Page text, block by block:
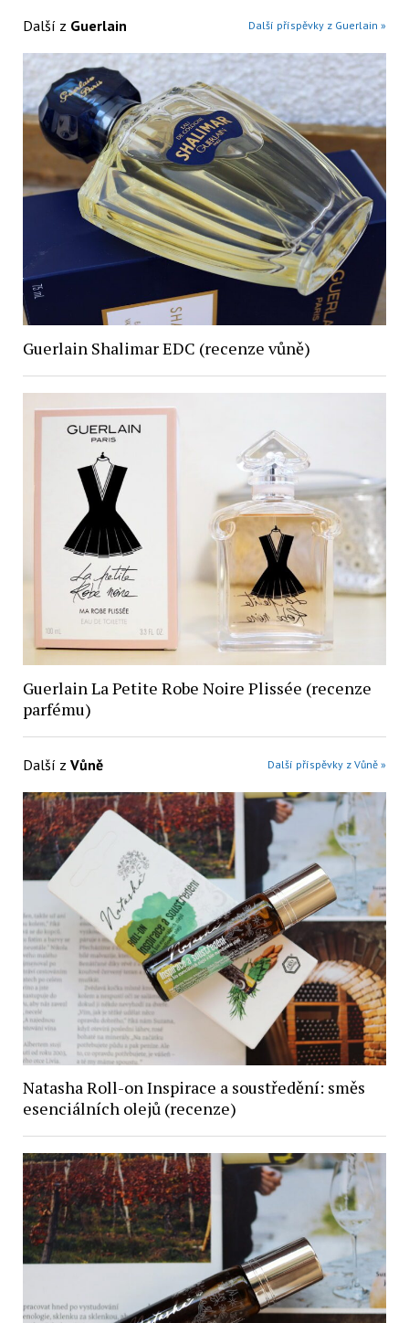
Další z Guerlain Další příspěvky z Guerlain »
Guerlain Shalimar EDC (recenze vůně)
Guerlain La Petite Robe Noire Plissée (recenze
parfému)
Další z Vůně Další příspěvky z Vůně »
Natasha Roll-on Inspirace a soustředění: směs
esenciálních olejů (recenze)